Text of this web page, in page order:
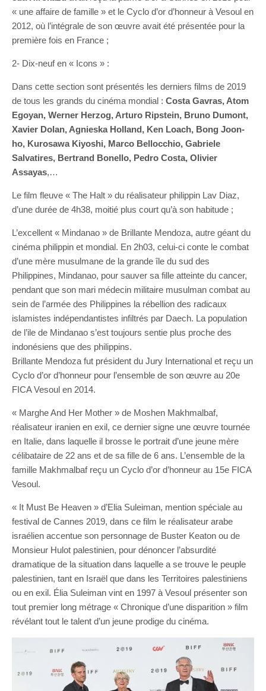
« une affaire de famille » et le Cyclo d’or d’honneur à Vesoul en
2012, où l’intégrale de son œuvre avait été présentée pour la
première fois en France ;
2- Dix-neuf en « Icons » :
Dans cette section sont présentés les derniers films de 2019
de tous les grands du cinéma mondial : Costa Gavras, Atom
Egoyan, Werner Herzog, Arturo Ripstein, Bruno Dumont,
Xavier Dolan, Agnieska Holland, Ken Loach, Bong Joon-
ho, Kurosawa Kiyoshi, Marco Bellocchio, Gabriele
Salvatires, Bertrand Bonello, Pedro Costa, Olivier
Assayas,…
Le film fleuve « The Halt » du réalisateur philippin Lav Diaz,
d’une durée de 4h38, moitié plus court qu’à son habitude ;
L’excellent « Mindanao » de Brillante Mendoza, autre géant du
cinéma philippin et mondial. En 2h03, celui-ci conte le combat
d’une mère musulmane de la grande île du sud des
Philippines, Mindanao, pour sauver sa fille atteinte du cancer,
pendant que son mari médecin militaire musulman combat au
sein de l’armée des Philippines la rébellion des radicaux
islamistes indépendantistes infiltrés par Daech. La population
de l’ile de Mindanao s’est toujours sentie plus proche des
indonésiens que des philippins.
Brillante Mendoza fut président du Jury International et reçu un
Cyclo d’or d’honneur pour l’ensemble de son œuvre au 20e
FICA Vesoul en 2014.
« Marghe And Her Mother » de Moshen Makhmalbaf,
réalisateur iranien en exil, ce dernier signe une œuvre tournée
en Italie, dans laquelle il brosse le portrait d’une jeune mère
célibataire de 22 ans et de sa fille de 6 ans. L’ensemble de la
famille Makhmalbaf reçu un Cyclo d’or d’honneur au 15e FICA
Vesoul.
« It Must Be Heaven » d’Elia Suleiman, mention spéciale au
festival de Cannes 2019, dans ce film le réalisateur arabe
israélien accentue son personnage de Buster Keaton ou de
Monsieur Hulot palestinien, pour dénoncer l’absurdité
dramatique de la situation dans laquelle a se trouve le peuple
palestinien, tant en Israël que dans les Territoires palestiniens
ou en exil. Élia Suleiman vint en 1997 à Vesoul présenter son
tout premier long métrage « Chronique d’une disparition » film
révélant tout le talent d’un jeune prodige du cinéma.